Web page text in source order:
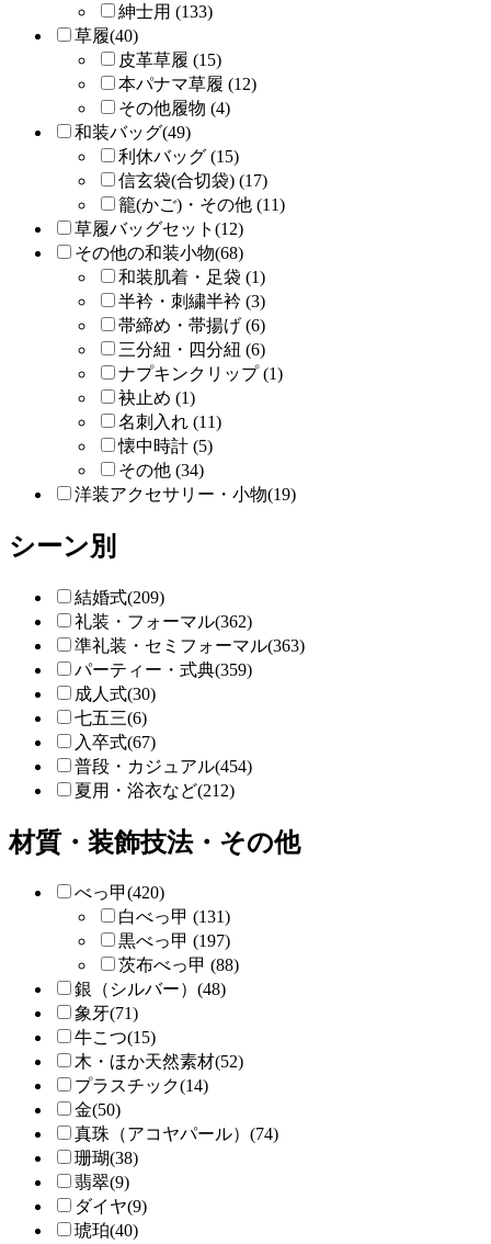
紳士用 (133)
草履(40)
皮革草履 (15)
本パナマ草履 (12)
その他履物 (4)
和装バッグ(49)
利休バッグ (15)
信玄袋(合切袋) (17)
籠(かご)・その他 (11)
草履バッグセット(12)
その他の和装小物(68)
和装肌着・足袋 (1)
半衿・刺繍半衿 (3)
帯締め・帯揚げ (6)
三分紐・四分紐 (6)
ナプキンクリップ (1)
袂止め (1)
名刺入れ (11)
懐中時計 (5)
その他 (34)
洋装アクセサリー・小物(19)
シーン別
結婚式(209)
礼装・フォーマル(362)
準礼装・セミフォーマル(363)
パーティー・式典(359)
成人式(30)
七五三(6)
入卒式(67)
普段・カジュアル(454)
夏用・浴衣など(212)
材質・装飾技法・その他
べっ甲(420)
白べっ甲 (131)
黒べっ甲 (197)
茨布べっ甲 (88)
銀（シルバー）(48)
象牙(71)
牛こつ(15)
木・ほか天然素材(52)
プラスチック(14)
金(50)
真珠（アコヤパール）(74)
珊瑚(38)
翡翠(9)
ダイヤ(9)
琥珀(40)